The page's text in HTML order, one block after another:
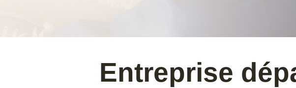
Entreprise